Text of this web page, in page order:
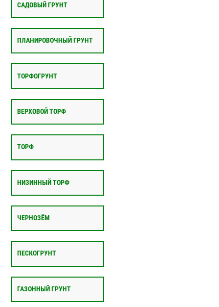
САДОВЫЙ ГРУНТ
ПЛАНИРОВОЧНЫЙ ГРУНТ
ТОРФОГРУНТ
ВЕРХОВОЙ ТОРФ
ТОРФ
НИЗИННЫЙ ТОРФ
ЧЕРНОЗЁМ
ПЕСКОГРУНТ
ГАЗОННЫЙ ГРУНТ